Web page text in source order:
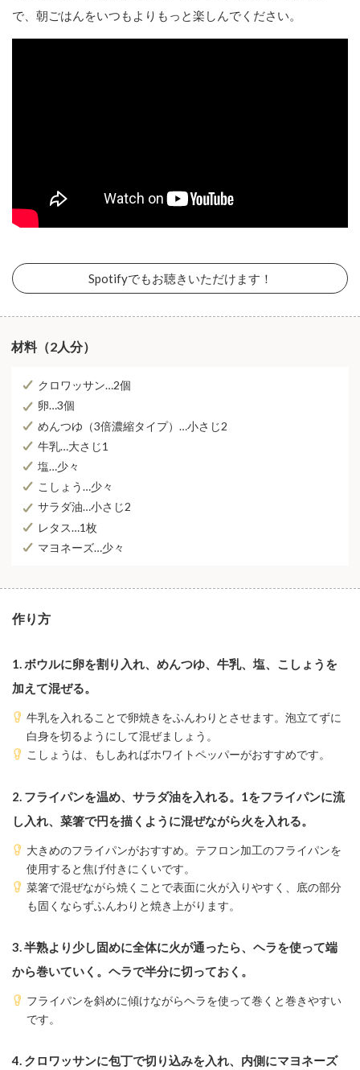
で、朝ごはんをいつもよりもっと楽しんでください。
Spotifyでもお聴きいただけます！
材料（2人分）
クロワッサン…2個
卵…3個
めんつゆ（3倍濃縮タイプ）…小さじ2
牛乳…大さじ1
塩…少々
こしょう…少々
サラダ油…小さじ2
レタス…1枚
マヨネーズ…少々
作り方
1. ボウルに卵を割り入れ、めんつゆ、牛乳、塩、こしょうを
加えて混ぜる。
牛乳を入れることで卵焼きをふんわりとさせます。泡立てずに
白身を切るようにして混ぜましょう。
こしょうは、もしあればホワイトペッパーがおすすめです。
2. フライパンを温め、サラダ油を入れる。1をフライパンに流
し入れ、菜箸で円を描くように混ぜながら火を入れる。
大きめのフライパンがおすすめ。テフロン加工のフライパンを
使用すると焦げ付きにくいです。
菜箸で混ぜながら焼くことで表面に火が入りやすく、底の部分
も固くならずふんわりと焼き上がります。
3. 半熟より少し固めに全体に火が通ったら、ヘラを使って端
から巻いていく。ヘラで半分に切っておく。
フライパンを斜めに傾けながらヘラを使って巻くと巻きやすい
です。
4. クロワッサンに包丁で切り込みを入れ、内側にマヨネーズ